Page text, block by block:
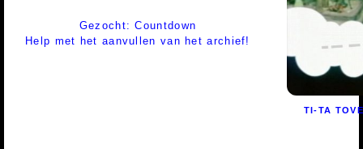
Gezocht: Countdown
Help met het aanvullen van het archief!
TI-TA